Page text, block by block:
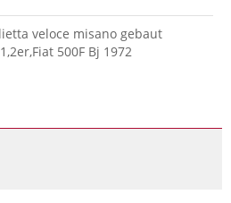
veloce misano gebaut
500F Bj 1972